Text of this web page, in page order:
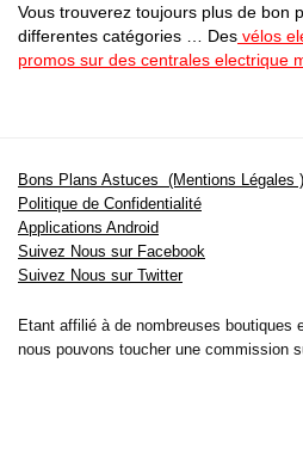
Vous trouverez toujours plus de bon
differentes catégories … Des vélos
promos sur des centrales electrique
Bons Plans Astuces (Mentions Légales )
Politique de Confidentialité
Applications Android
Suivez Nous sur Facebook
Suivez Nous sur Twitter
Etant affilié à de nombreuses boutiques
nous pouvons toucher une commission